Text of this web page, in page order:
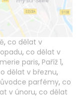
, co dělat v
, co dělat v
paris, Paříž 1,
dělat v březnu,
parfémy, co
v únoru, co dělat